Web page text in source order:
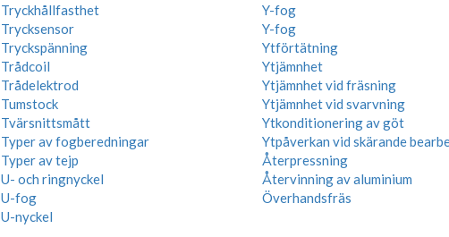
Tryckhållfasthet
Trycksensor
Tryckspänning
Trådcoil
Trådelektrod
Tumstock
Tvärsnittsmått
Typer av fogberedningar
Typer av tejp
U- och ringnyckel
U-fog
U-nyckel
Y-fog
Y-fog
Ytförtätning
Ytjämnhet
Ytjämnhet vid fräsning
Ytjämnhet vid svarvning
Ytkonditionering av göt
Ytpåverkan vid skärande
Återpressning
Återvinning av aluminium
Överhandsfräs